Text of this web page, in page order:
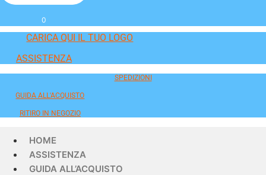
0
CARICA QUI IL TUO LOGO
ASSISTENZA
SPEDIZIONI
GUIDA ALL'ACQUISTO
RITIRO IN NEGOZIO
HOME
ASSISTENZA
GUIDA ALL’ACQUISTO